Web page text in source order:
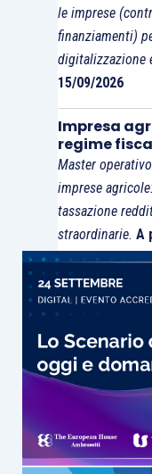
le imprese
finanziamenti)
digitalizzazione
15/09/2026
Impresa
regime
Master
imprese
tassazione
straordinarie. A